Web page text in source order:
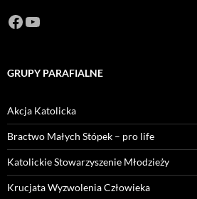
Facebook
https://
GRUPY PARAFIALNE
Akcja Katolicka
Bractwo Małych Stópek – pro life
Katolickie Stowarzyszenie Młodzieży
Krucjata Wyzwolenia Człowieka